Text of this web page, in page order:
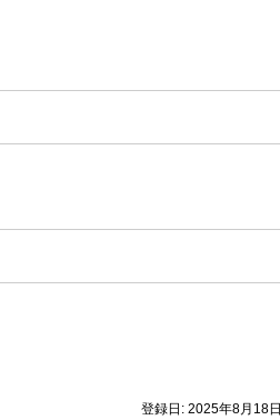
登録日: 2025年8月18日